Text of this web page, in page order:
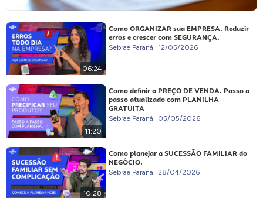
06:24
Como ORGANIZAR sua EMPRESA. Reduzir
erros e crescer com SEGURANÇA.
Sebrae Paraná 12/05/2026
11:20
Como definir o PREÇO DE VENDA. Passo a
passo atualizado com PLANILHA
GRATUITA
Sebrae Paraná 05/05/2026
10:28
Como planejar a SUCESSÃO FAMILIAR do
NEGÓCIO.
Sebrae Paraná 28/04/2026